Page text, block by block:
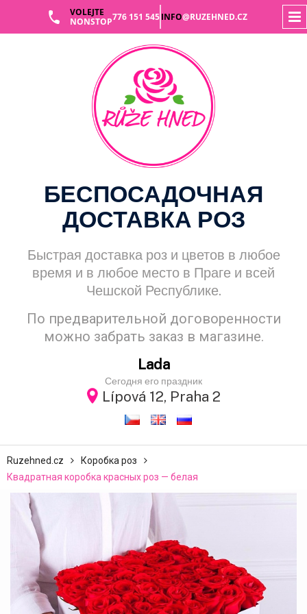
VOLEJTE
NONSTOP776 151 545INFO@RUZEHNED.CZ
Lada
Сегодня его праздник
Lípová 12, Praha 2
БЕСПОСАДОЧНАЯ
ДОСТАВКА РОЗ
Быстрая доставка роз и цветов в любое
время и в любое место в Праге и всей
Чешской Республике.
По предварительной договоренности
можно забрать заказ в магазине.
Ruzehned.cz
Коробка роз
Квадратная коробка красных роз — белая